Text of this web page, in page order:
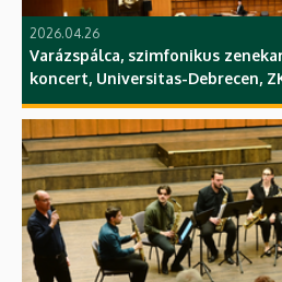
2026.04.26
Varázspálca, szimfonikus
koncert, Universitas-Debrecen,